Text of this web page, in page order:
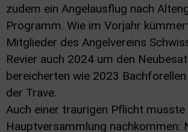
zudem ein Angelausflug nach
Programm. Wie im Vorjahr
Mitglieder des Angelvereins
Revier auch 2024 um den
bereicherten wie 2023
der Trave.
Auch einer traurigen Pflicht musste
Hauptversammlung nachkommen: